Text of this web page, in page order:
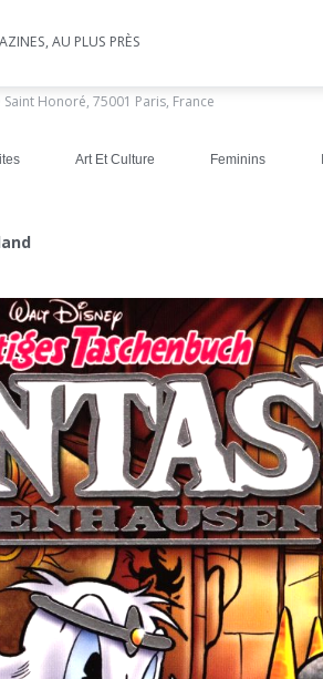
AU PLUS PRÈS
Saint Honoré, 75001 Paris, France
Art Et Culture Feminins